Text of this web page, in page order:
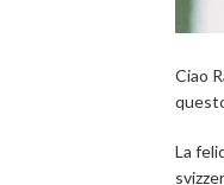
Ciao
La